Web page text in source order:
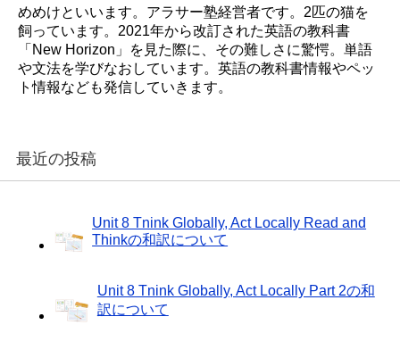
めめけといいます。アラサー塾経営者です。2匹の猫を
飼っています。2021年から改訂された英語の教科書
「New Horizon」を見た際に、その難しさに驚愕。単語
や文法を学びなおしています。英語の教科書情報やペッ
ト情報なども発信していきます。
最近の投稿
Unit 8 Tnink Globally, Act Locally Read and
Thinkの和訳について
Unit 8 Tnink Globally, Act Locally Part 2の和
訳について